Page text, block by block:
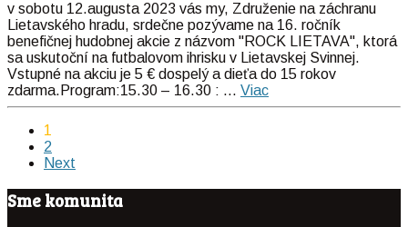
v sobotu 12.augusta 2023 vás my, Združenie na záchranu
Lietavského hradu, srdečne pozývame na 16. ročník
benefičnej hudobnej akcie z názvom "ROCK LIETAVA", ktorá
sa uskutoční na futbalovom ihrisku v Lietavskej Svinnej.
Vstupné na akciu je 5 € dospelý a dieťa do 15 rokov
zdarma.Program:15.30 – 16.30 : ... Viac
1
2
Next
Sme komunita